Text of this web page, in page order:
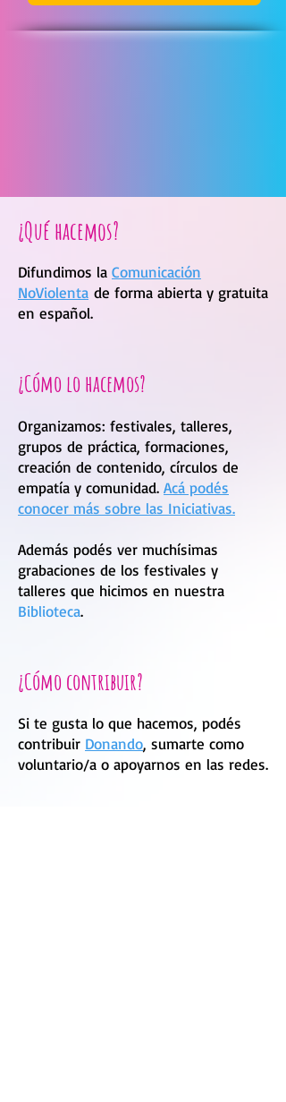
¿Qué hacemos?
Difundimos la Comunicación
NoViolenta de forma abierta y gratuita
en español.
¿Cómo lo hacemos?
Organizamos: festivales, talleres,
grupos de práctica, formaciones,
creación de contenido, círculos de
empatía y comunidad. Acá podés
conocer más sobre las Iniciativas.
Además podés ver muchísimas
grabaciones de los festivales y
talleres que hicimos en nuestra
Biblioteca.
¿Cómo contribuir?
Si te gusta lo que hacemos, podés
contribuir Donando, sumarte como
voluntario/a o apoyarnos en las redes.